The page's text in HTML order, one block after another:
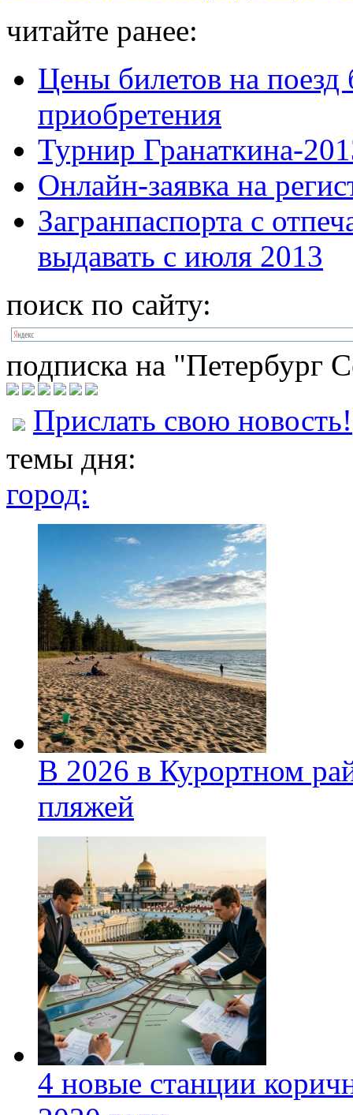
читайте ранее:
Цены билетов на поезд
приобретения
Турнир Гранаткина-
Онлайн-заявка на
Загранпаспорта с
выдавать с июля 2013
поиск по сайту:
подписка на "Петербург
Прислать свою новость!
темы дня:
город:
В 2026 в Курортном
пляжей
4 новые станции